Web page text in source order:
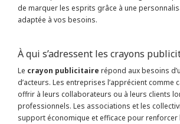
de marquer les esprits grâce à une
adaptée à vos besoins.
À qui s’adressent les crayons
Le crayon publicitaire répond aux besoins
d’acteurs. Les entreprises l’apprécient comme
offrir à leurs collaborateurs ou à leurs clients
professionnels. Les associations et les
support économique et efficace pour renforcer